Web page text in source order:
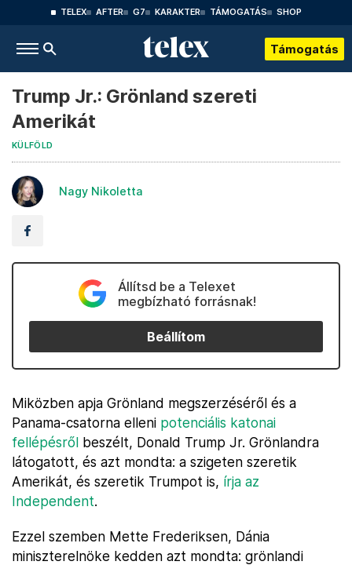
TELEX AFTER G7 KARAKTER TÁMOGATÁS SHOP
Támogatás
Trump Jr.: Grönland szereti
Amerikát
KÜLFÖLD
Nagy Nikoletta
Állítsd be a Telexet
megbízható forrásnak!
Beállítom
Miközben apja Grönland megszerzéséről és a
Panama-csatorna elleni potenciális katonai
fellépésről beszélt, Donald Trump Jr. Grönlandra
látogatott, és azt mondta: a szigeten szeretik
Amerikát, és szeretik Trumpot is, írja az
Independent.
Ezzel szemben Mette Frederiksen, Dánia
miniszterelnöke kedden azt mondta: grönlandi